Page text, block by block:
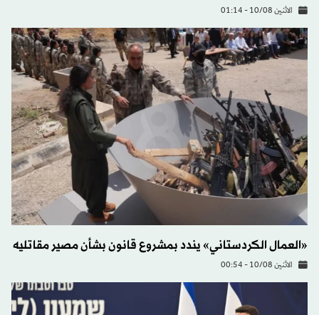
الاثنين 10/08 - 01:14
«العمال الكردستاني» يندد بمشروع قانون بشأن مصير مقاتليه
الاثنين 10/08 - 00:54